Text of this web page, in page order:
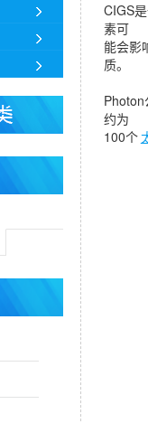
CIGS
素可
能会影
质。
约为
100个